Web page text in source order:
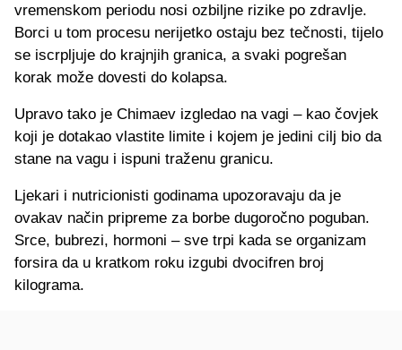
vremenskom periodu nosi ozbiljne rizike po zdravlje.
Borci u tom procesu nerijetko ostaju bez tečnosti, tijelo
se iscrpljuje do krajnjih granica, a svaki pogrešan
korak može dovesti do kolapsa.
Upravo tako je Chimaev izgledao na vagi – kao čovjek
koji je dotakao vlastite limite i kojem je jedini cilj bio da
stane na vagu i ispuni traženu granicu.
Ljekari i nutricionisti godinama upozoravaju da je
ovakav način pripreme za borbe dugoročno poguban.
Srce, bubrezi, hormoni – sve trpi kada se organizam
forsira da u kratkom roku izgubi dvocifren broj
kilograma.